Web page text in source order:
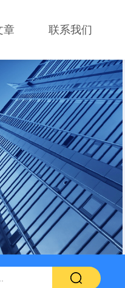
章 联系我们
小鼠模型 流式实验外包